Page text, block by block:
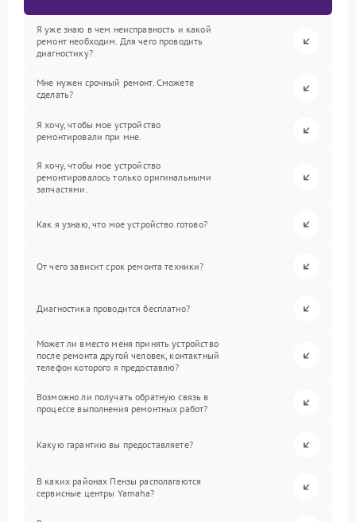
Я уже знаю в чем неисправность и какой
ремонт необходим. Для чего проводить
диагностику?
Мне нужен срочный ремонт. Сможете
сделать?
Я хочу, чтобы мое устройство
ремонтировали при мне.
Я хочу, чтобы мое устройство
ремонтировалось только оригинальными
запчастями.
Как я узнаю, что мое устройство готово?
От чего зависит срок ремонта техники?
Диагностика проводится бесплатно?
Может ли вместо меня принять устройство
после ремонта другой человек, контактный
телефон которого я предоставлю?
Возможно ли получать обратную связь в
процессе выполнения ремонтных работ?
Какую гарантию вы предоставляете?
В каких районах Пензы располагаются
сервисные центры Yamaha?